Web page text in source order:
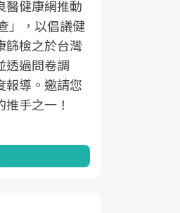
醫健康網推動
」，以倡議健
篩檢之於台灣
透過問卷調
報導。邀請您
手之一！